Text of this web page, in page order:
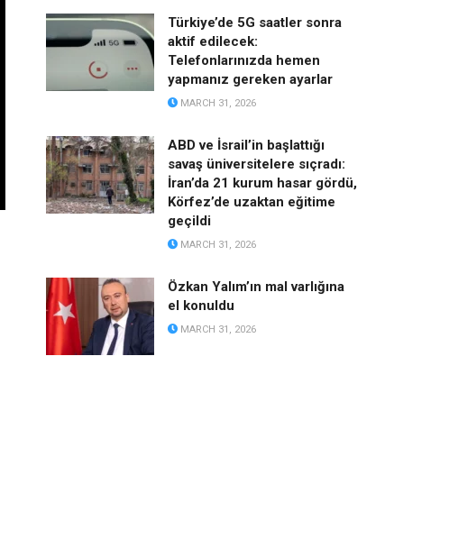
Türkiye’de 5G saatler sonra
aktif edilecek:
Telefonlarınızda hemen
yapmanız gereken ayarlar
MARCH 31, 2026
ABD ve İsrail’in başlattığı
savaş üniversitelere sıçradı:
İran’da 21 kurum hasar gördü,
Körfez’de uzaktan eğitime
geçildi
MARCH 31, 2026
Özkan Yalım’ın mal varlığına
el konuldu
MARCH 31, 2026